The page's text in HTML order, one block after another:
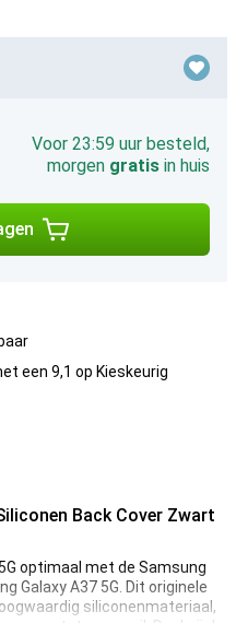
Voor 23:59 uur besteld,
morgen gratis in huis
een 9,1 op Kieskeurig
Back Cover Zwart
optimaal met de Samsung
Galaxy A37 5G. Dit originele
siliconenmateriaal,